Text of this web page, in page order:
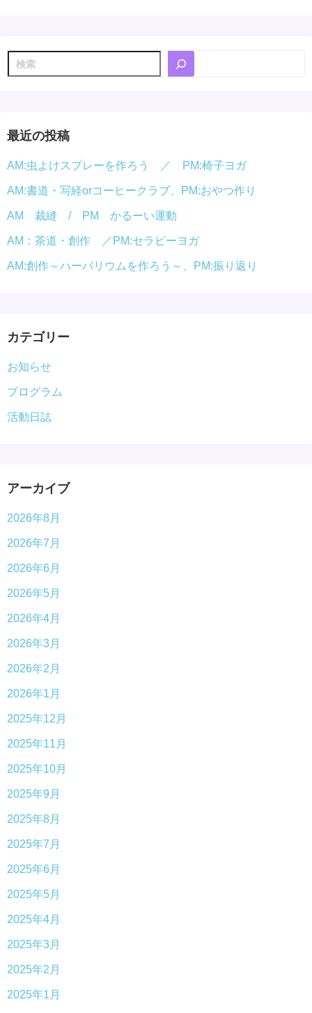
検
索
最近の投稿
AM:虫よけスプレーを作ろう ／ PM:椅子ヨガ
AM:書道・写経orコーヒークラブ、PM:おやつ作り
AM 裁縫 / PM かるーい運動
AM：茶道・創作 ／PM:セラピーヨガ
AM:創作～ハーバリウムを作ろう～、PM:振り返り
カテゴリー
お知らせ
プログラム
活動日誌
アーカイブ
2026年8月
2026年7月
2026年6月
2026年5月
2026年4月
2026年3月
2026年2月
2026年1月
2025年12月
2025年11月
2025年10月
2025年9月
2025年8月
2025年7月
2025年6月
2025年5月
2025年4月
2025年3月
2025年2月
2025年1月